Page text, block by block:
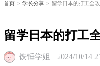
首页 > 学长分享 > 留学日本的打工全
留学日本的打工
铁锤学姐 2024/10/14